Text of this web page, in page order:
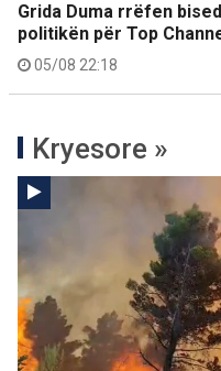
Grida Duma rrëfen
politikën për Top
05/08 22:18
Kryesore »